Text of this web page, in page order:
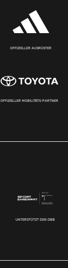
OFFIZIELLER AUSRÜSTER
OFFIZIELLER MOBILITÄTS-PARTNER
UNTERSTÜTZT DEN DBB